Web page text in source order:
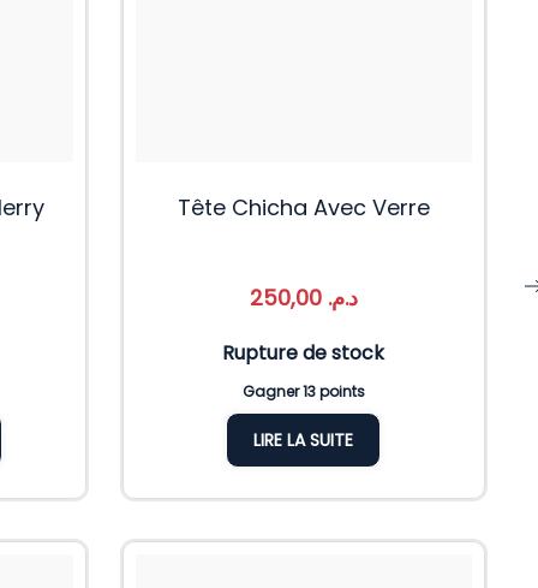
Tête Chicha Avec Verre
د.م. 250,00
Rupture de stock
Gagner 13 points
LIRE LA SUITE